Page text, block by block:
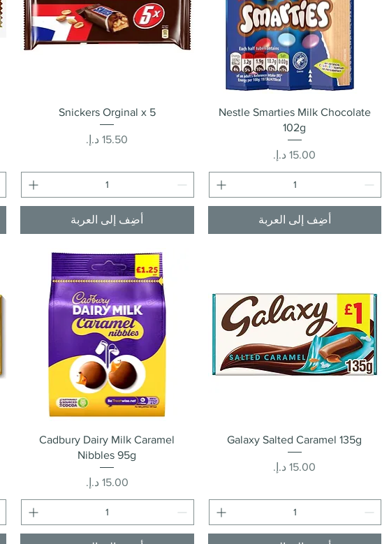
العرض السريع
Nestle Smarties Milk Chocolate
102g
السعر
أضِف إلى العربة
العرض السريع
Snickers Orginal x 5
السعر
أضِف إلى العربة
العرض السريع
Galaxy Salted Caramel 135g
السعر
العرض السريع
Cadbury Dairy Milk Caramel
Nibbles 95g
السعر